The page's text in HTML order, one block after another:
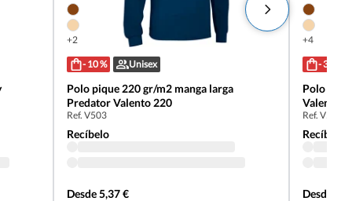
+2
- 10 % Unisex
Polo pique 220 gr/m2 manga larga
Predator Valento 220
Ref. V503
Recíbelo
Desde 5,37 €
+4
- 35 %
Polo
Valento
Ref. V502
Recíbelo
Desde